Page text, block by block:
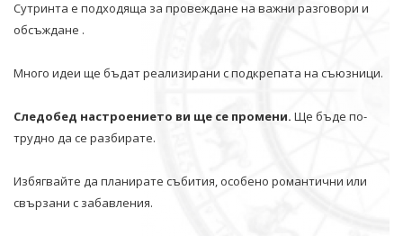
Сутринта е подходяща за провеждане на важни разговори и
обсъждане .
Много идеи ще бъдат реализирани с подкрепата на съюзници.
Следобед настроението ви ще се промени. Ще бъде по-
трудно да се разбирате.
Избягвайте да планирате събития, особено романтични или
свързани с забавления.